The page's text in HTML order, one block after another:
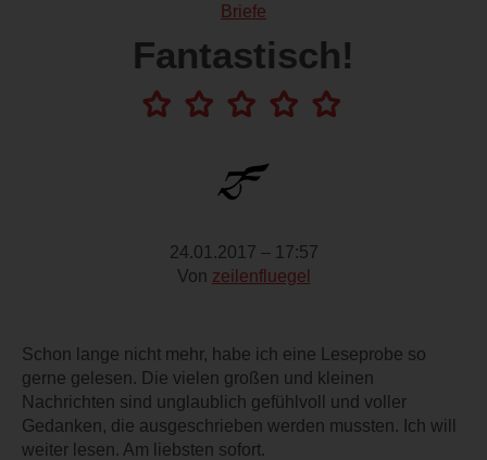
Briefe
Fantastisch!
24.01.2017 – 17:57
Von zeilenfluegel
Schon lange nicht mehr, habe ich eine Leseprobe so
gerne gelesen. Die vielen großen und kleinen
Nachrichten sind unglaublich gefühlvoll und voller
Gedanken, die ausgeschrieben werden mussten. Ich will
weiter lesen. Am liebsten sofort.